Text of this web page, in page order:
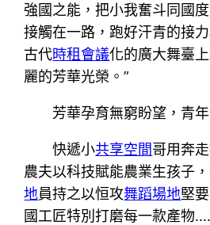
強國之能，把小我奮斗同國
接觸在一路，跑好汗青的接
古代時租會議化的廣大舞臺
麗的芳華光榮。”
芳華孕育無窮盼望，青
快遞小共享空間哥用奔
農夫以科技賦能農業生孩子
地員持之以恒攻舞蹈場地堅
國工匠特別打磨每一款產物